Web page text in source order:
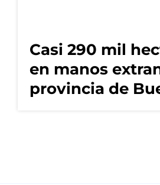
Casi 290 mil
en manos
provincia de